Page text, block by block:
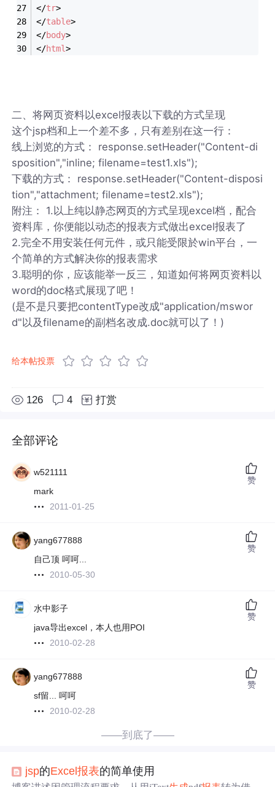
</tr>
</table>
</body>
</html>
二、将网页资料以excel报表以下载的方式呈现
这个jsp档和上一个差不多，只有差别在这一行：
线上浏览的方式： response.setHeader("Content-di
sposition","inline; filename=test1.xls");
下载的方式： response.setHeader("Content-disposi
tion","attachment; filename=test2.xls");
附注： 1.以上纯以静态网页的方式呈现excel档，配合
资料库，你便能以动态的报表方式做出excel报表了
2.完全不用安装任何元件，或只能受限於win平台，一
个简单的方式解决你的报表需求
3.聪明的你，应该能举一反三，知道如何将网页资料以
word的doc格式展现了吧！
(是不是只要把contentType改成"application/mswor
d"以及filename的副档名改成.doc就可以了！)
给本帖投票
126 4 打赏
全部评论
w521111
mark
2011-01-25
赞
yang677888
自己顶 呵呵...
2010-05-30
赞
水中影子
java导出excel，本人也用POI
2010-02-28
赞
yang677888
sf留... 呵呵
2010-02-28
赞
——到底了——
jsp的Excel报表的简单使用